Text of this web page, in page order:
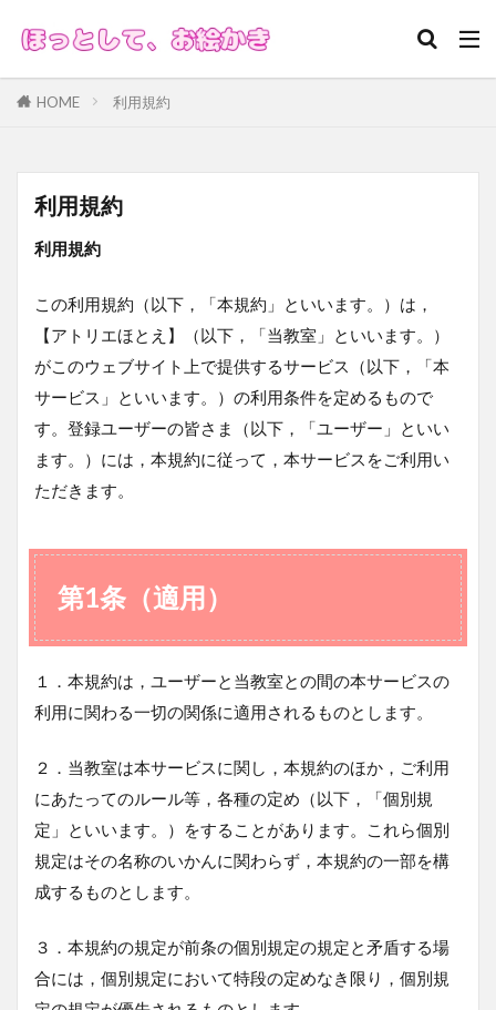
HOME 利用規約
利用規約
利用規約
この利用規約（以下，「本規約」といいます。）は，
【アトリエほとえ】（以下，「当教室」といいます。）
がこのウェブサイト上で提供するサービス（以下，「本
サービス」といいます。）の利用条件を定めるもので
す。登録ユーザーの皆さま（以下，「ユーザー」といい
ます。）には，本規約に従って，本サービスをご利用い
ただきます。
第1条（適用）
１．本規約は，ユーザーと当教室との間の本サービスの
利用に関わる一切の関係に適用されるものとします。
２．当教室は本サービスに関し，本規約のほか，ご利用
にあたってのルール等，各種の定め（以下，「個別規
定」といいます。）をすることがあります。これら個別
規定はその名称のいかんに関わらず，本規約の一部を構
成するものとします。
３．本規約の規定が前条の個別規定の規定と矛盾する場
合には，個別規定において特段の定めなき限り，個別規
SEO デザイン 集客